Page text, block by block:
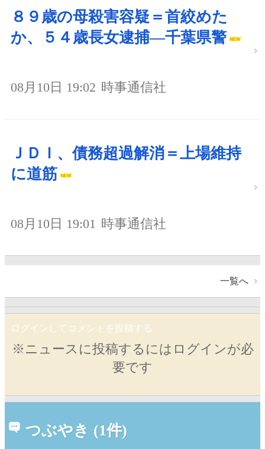
８９歳の母殺害容疑＝首絞めた
か、５４歳長女逮捕―千葉県警
08月10日 19:02 時事通信社
ＪＤＩ、債務超過解消＝上場維持
に道筋
08月10日 19:01 時事通信社
一覧へ
ログインしてコメントを投稿する
※ニュースに投稿するにはログインが必
要です
つぶやき (1件)